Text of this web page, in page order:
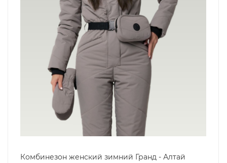
Комбинезон женский зимний Гранд - Алтай